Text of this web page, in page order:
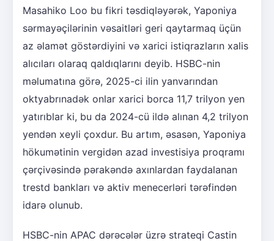
Masahiko Loo bu fikri təsdiqləyərək, Yaponiya
sərmayəçilərinin vəsaitləri geri qaytarmaq üçün
az əlamət göstərdiyini və xarici istiqrazların xalis
alıcıları olaraq qaldıqlarını deyib. HSBC-nin
məlumatına görə, 2025-ci ilin yanvarından
oktyabrınadək onlar xarici borca 11,7 trilyon yen
yatırıblar ki, bu da 2024-cü ildə alınan 4,2 trilyon
yendən xeyli çoxdur. Bu artım, əsasən, Yaponiya
hökumətinin vergidən azad investisiya proqramı
çərçivəsində pərakəndə axınlardan faydalanan
trestd bankları və aktiv menecerləri tərəfindən
idarə olunub.
HSBC-nin APAC dərəcələr üzrə strateqi Castin